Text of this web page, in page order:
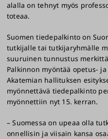
alalla on tehnyt myös
toteaa.
Suomen tiedepalkinto on
tutkijalle tai tutkijaryhmälle
suuruinen tunnustus
Palkinnon myöntää opetus-
Akatemian hallituksen
myönnettävä tiedepalkinto
myönnettiin nyt 15. kerran.
– Suomessa on upeaa olla
onnellisin ja viisain kansa